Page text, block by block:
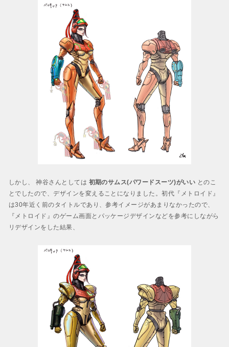
しかし、 神谷さんとしては 初期のサムス(パワードスーツ)がいい とのこ
とでしたので、デザインを変えることになりました。初代『メトロイド』
は30年近く前のタイトルであり、参考イメージがあまりなかったので、
『メトロイド』のゲーム画面とパッケージデザインなどを参考にしながら
リデザインをした結果、